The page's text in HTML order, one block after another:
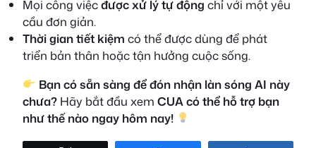
Mọi công việcđược xử lý tự động chỉ với một yêu
cầu đơn giản.
Thời gian tiết kiệm có thể được dùng để phát
triển bản thân hoặc tận hưởng cuộc sống.
Bạn có sẵn sàng để đón nhận làn sóng AI này
chưa? Hãy bắt đầu xem CUA có thể hỗ trợ bạn
như thế nào ngay hôm nay!